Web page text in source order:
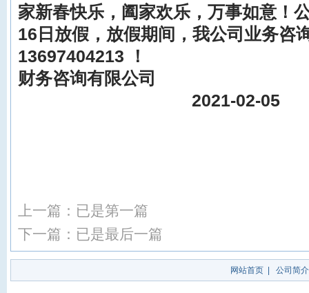
家新春快乐，阖家欢乐，万事如意！
16日放假，放假期间，我公司业务咨
13697404213
！
财务咨询有限公司
2021-02-05
上一篇：已是第一篇
下一篇：已是最后一篇
网站首页 公司简介